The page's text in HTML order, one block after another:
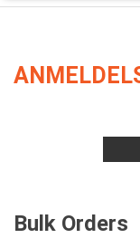
Bulk Orders